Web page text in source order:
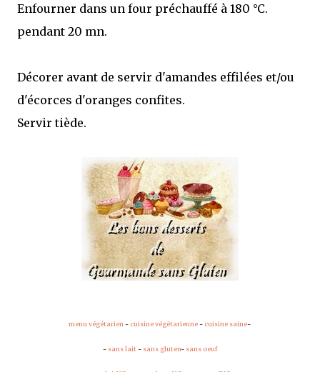
Enfourner dans un four préchauffé à 180 °C.
pendant 20 mn.
Décorer avant de servir d'amandes effilées et/ou
d'écorces d'oranges confites.
Servir tiède.
menu végétarien - cuisine végétarienne- cuisine saine-
- sans lait- sans gluten- sans oeuf